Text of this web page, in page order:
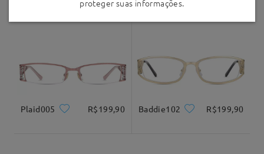
Plaid005 R$199,90 Baddie102 R$199,90
proteger suas informações.